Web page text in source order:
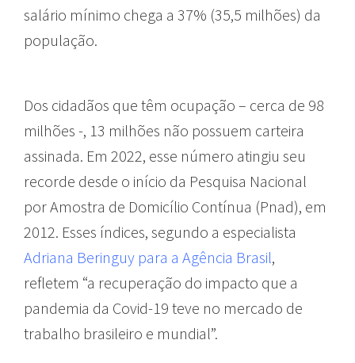
salário mínimo chega a 37% (35,5 milhões) da
população.
Dos cidadãos que têm ocupação – cerca de 98
milhões -, 13 milhões não possuem carteira
assinada. Em 2022, esse número atingiu seu
recorde desde o início da Pesquisa Nacional
por Amostra de Domicílio Contínua (Pnad), em
2012. Esses índices, segundo a especialista
Adriana Beringuy para a Agência Brasil,
refletem “a recuperação do impacto que a
pandemia da Covid-19 teve no mercado de
trabalho brasileiro e mundial”.